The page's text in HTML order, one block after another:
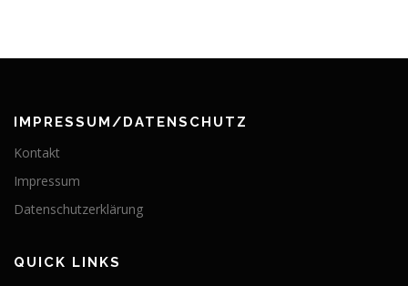
IMPRESSUM/DATENSCHUTZ
Kontakt
Impressum
Datenschutzerklärung
QUICK LINKS